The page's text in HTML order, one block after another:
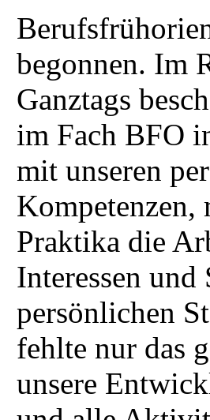
begonnen. Im
Ganztags
im Fach BFO
mit unseren
Praktika die
Interessen
persönlichen
fehlte nur das
unsere